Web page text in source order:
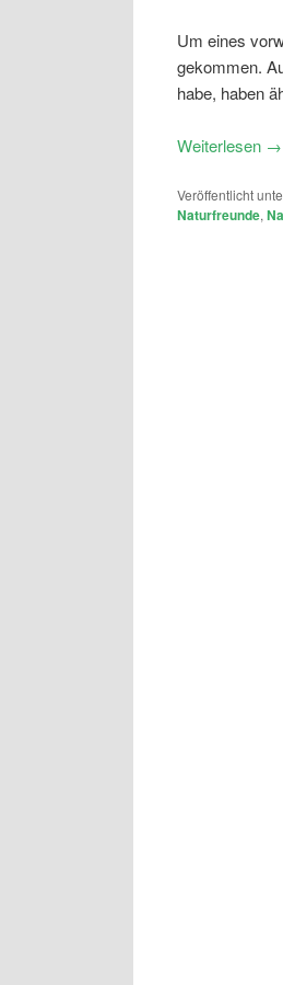
Um eines
gekommen.
habe, haben
Weiterlesen →
Veröffentlicht
Naturfreunde,